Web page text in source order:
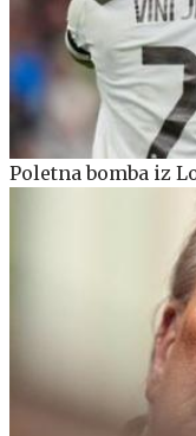
Poletna bomba iz